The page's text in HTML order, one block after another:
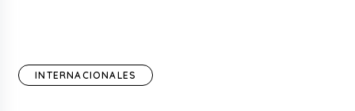
INTERNACIONALES